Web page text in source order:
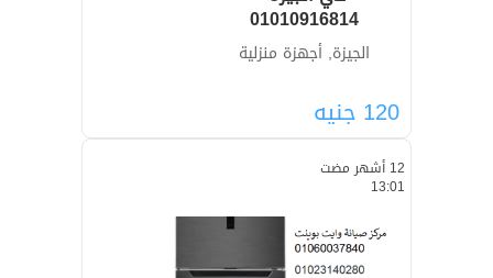
01010916814
الجيزة, أجهزة منزلية
120 جنيه
12 أشهر مضت
13:01